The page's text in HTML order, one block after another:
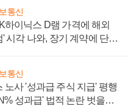
통신
하이닉스 D램 가격에 해외
시각 나와, 장기 계약에 단점
통신
노사 '성과급 주식 지급' 평행
성과급' 법적 논란 벗을지